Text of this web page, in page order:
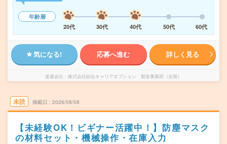
年齢層
20代
30代 40代 50代 60代
気になる! 応募へ進む 詳しく見る
派遣会社 株式会社綜合キャリアオプション 製造事業部（全国）
未読 掲載日 2026/08/08
【未経験OK！ビギナー活躍中！】防塵マスク
の材料セット・機械操作・在庫入力